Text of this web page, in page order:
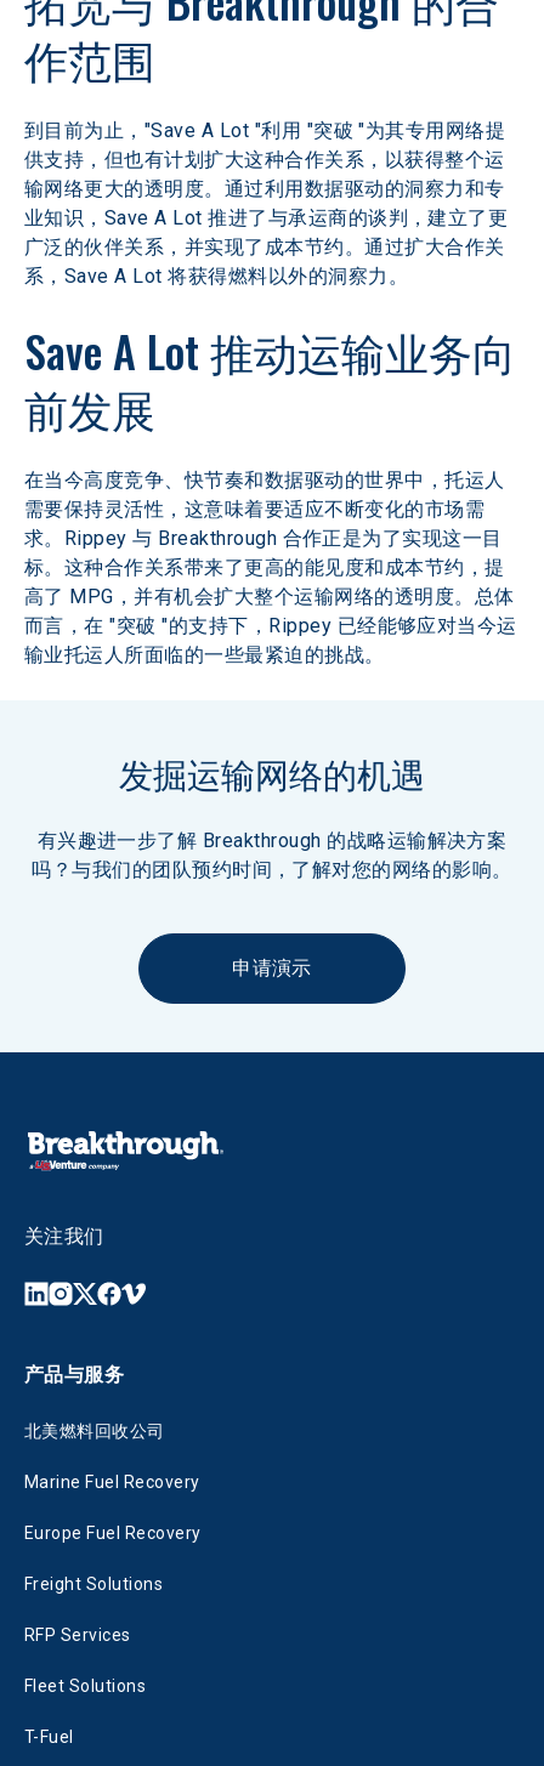
作范围
到目前为止，"Save A Lot "利用 "突破 "为其专用网络提
供支持，但也有计划扩大这种合作关系，以获得整个运
输网络更大的透明度。通过利用数据驱动的洞察力和专
业知识，Save A Lot 推进了与承运商的谈判，建立了更
广泛的伙伴关系，并实现了成本节约。通过扩大合作关
系，Save A Lot 将获得燃料以外的洞察力。
Save A Lot 推动运输业务向
前发展
在当今高度竞争、快节奏和数据驱动的世界中，托运人
需要保持灵活性，这意味着要适应不断变化的市场需
求。Rippey 与 Breakthrough 合作正是为了实现这一目
标。这种合作关系带来了更高的能见度和成本节约，提
高了 MPG，并有机会扩大整个运输网络的透明度。总体
而言，在 "突破 "的支持下，Rippey 已经能够应对当今运
输业托运人所面临的一些最紧迫的挑战。
发掘运输网络的机遇
有兴趣进一步了解 Breakthrough 的战略运输解决方案
吗？与我们的团队预约时间，了解对您的网络的影响。
申请演示
关注我们
产品与服务
北美燃料回收公司
Marine Fuel Recovery
Europe Fuel Recovery
Freight Solutions
RFP Services
Fleet Solutions
T-Fuel